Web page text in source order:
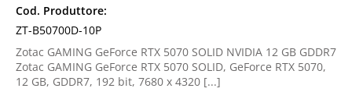
Cod. Produttore:
ZT-B50700D-10P
Zotac GAMING GeForce RTX 5070 SOLID NVIDIA 12 GB GDDR7
Zotac GAMING GeForce RTX 5070 SOLID, GeForce RTX 5070,
12 GB, GDDR7, 192 bit, 7680 x 4320 [...]